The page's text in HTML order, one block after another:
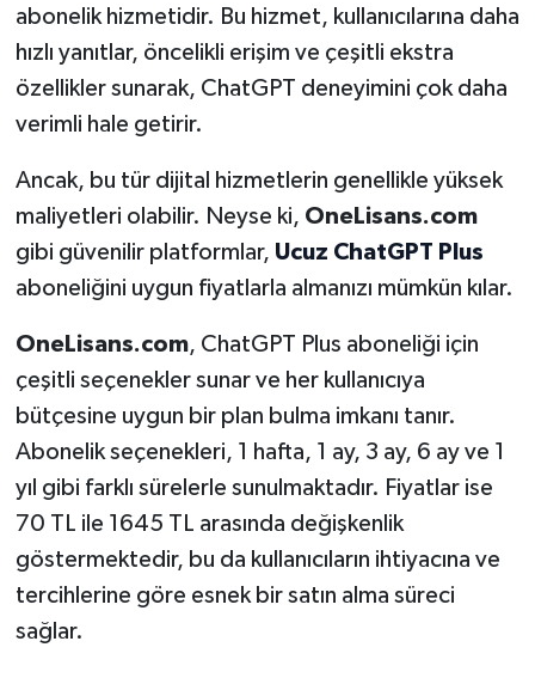
abonelik hizmetidir. Bu hizmet, kullanıcılarına daha
hızlı yanıtlar, öncelikli erişim ve çeşitli ekstra
özellikler sunarak, ChatGPT deneyimini çok daha
verimli hale getirir.
Ancak, bu tür dijital hizmetlerin genellikle yüksek
maliyetleri olabilir. Neyse ki, OneLisans.com
gibi güvenilir platformlar, Ucuz ChatGPT Plus
aboneliğini uygun fiyatlarla almanızı mümkün kılar.
OneLisans.com, ChatGPT Plus aboneliği için
çeşitli seçenekler sunar ve her kullanıcıya
bütçesine uygun bir plan bulma imkanı tanır.
Abonelik seçenekleri, 1 hafta, 1 ay, 3 ay, 6 ay ve 1
yıl gibi farklı sürelerle sunulmaktadır. Fiyatlar ise
70 TL ile 1645 TL arasında değişkenlik
göstermektedir, bu da kullanıcıların ihtiyacına ve
tercihlerine göre esnek bir satın alma süreci
sağlar.